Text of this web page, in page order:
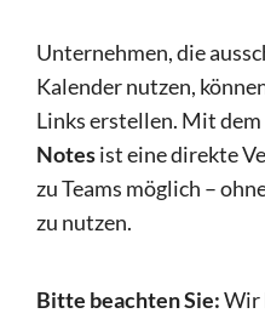
Unternehmen, die
Kalender nutzen,
Links erstellen. Mit dem
Notesist eine direkte
zu Teams möglich –
zu nutzen.
Bitte beachten Sie:Wir